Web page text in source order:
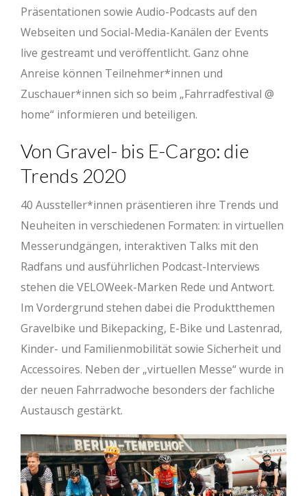
Präsentationen sowie Audio-Podcasts auf den
Webseiten und Social-Media-Kanälen der Events
live gestreamt und veröffentlicht. Ganz ohne
Anreise können Teilnehmer*innen und
Zuschauer*innen sich so beim „Fahrradfestival @
home“ informieren und beteiligen.
Von Gravel- bis E-Cargo: die
Trends 2020
40 Aussteller*innen präsentieren ihre Trends und
Neuheiten in verschiedenen Formaten: in virtuellen
Messerundgängen, interaktiven Talks mit den
Radfans und ausführlichen Podcast-Interviews
stehen die VELOWeek-Marken Rede und Antwort.
Im Vordergrund stehen dabei die Produktthemen
Gravelbike und Bikepacking, E-Bike und Lastenrad,
Kinder- und Familienmobilität sowie Sicherheit und
Accessoires. Neben der „virtuellen Messe“ wurde in
der neuen Fahrradwoche besonders der fachliche
Austausch gestärkt.